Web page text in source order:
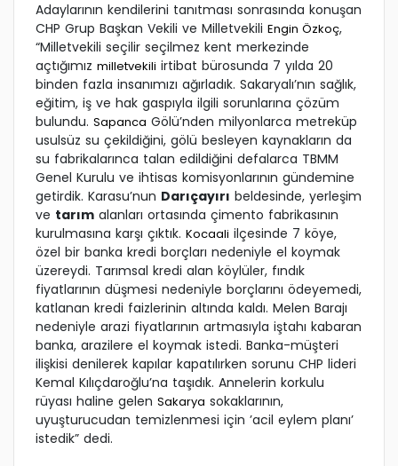
Adaylarının kendilerini tanıtması sonrasında konuşan
CHP Grup Başkan Vekili ve Milletvekili Engin Özkoç,
“Milletvekili seçilir seçilmez kent merkezinde
açtığımız milletvekili irtibat bürosunda 7 yılda 20
binden fazla insanımızı ağırladık. Sakaryalı’nın sağlık,
eğitim, iş ve hak gaspıyla ilgili sorunlarına çözüm
bulundu. Sapanca Gölü’nden milyonlarca metreküp
usulsüz su çekildiğini, gölü besleyen kaynakların da
su fabrikalarınca talan edildiğini defalarca TBMM
Genel Kurulu ve ihtisas komisyonlarının gündemine
getirdik. Karasu’nun Darıçayırı beldesinde, yerleşim
ve tarım alanları ortasında çimento fabrikasının
kurulmasına karşı çıktık. Kocaali ilçesinde 7 köye,
özel bir banka kredi borçları nedeniyle el koymak
üzereydi. Tarımsal kredi alan köylüler, fındık
fiyatlarının düşmesi nedeniyle borçlarını ödeyemedi,
katlanan kredi faizlerinin altında kaldı. Melen Barajı
nedeniyle arazi fiyatlarının artmasıyla iştahı kabaran
banka, arazilere el koymak istedi. Banka-müşteri
ilişkisi denilerek kapılar kapatılırken sorunu CHP lideri
Kemal Kılıçdaroğlu’na taşıdık. Annelerin korkulu
rüyası haline gelen Sakarya sokaklarının,
uyuşturucudan temizlenmesi için ’acil eylem planı’
istedik” dedi.